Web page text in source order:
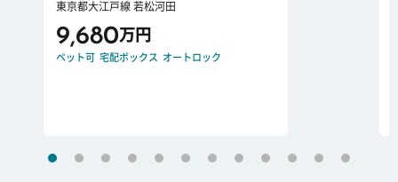
東京都大江戸線 若松河田
9,680万円
ペット可 宅配ボックス オートロック